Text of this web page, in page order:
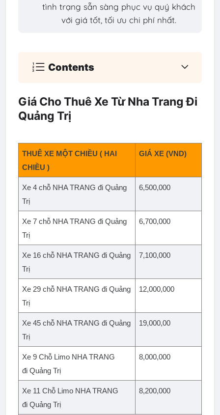
tình trạng sẵn sàng phục vụ quý khách
với giá tốt, tối ưu chi phí nhất.
Contents
Giá Cho Thuê Xe Từ Nha Trang Đi
Quảng Trị
THUÊ XE MỘT CHIỀU ( HAI
CHIỀU )
GIÁ XE (VND)
Xe 4 chỗ NHA TRANG đi Quảng
Trị
6,500,000
Xe 7 chỗ NHA TRANG đi Quảng
Trị
6,700,000
Xe 16 chỗ NHA TRANG đi Quảng
Trị
7,100,000
Xe 29 chỗ NHA TRANG đi Quảng
Trị
12,000,000
Xe 45 chỗ NHA TRANG đi Quảng
Trị
19,000,00
Xe 9 Chỗ Limo NHA TRANG
đi Quảng Trị
8,000,000
Xe 11 Chỗ Limo NHA TRANG
đi Quảng Trị
8,200,000